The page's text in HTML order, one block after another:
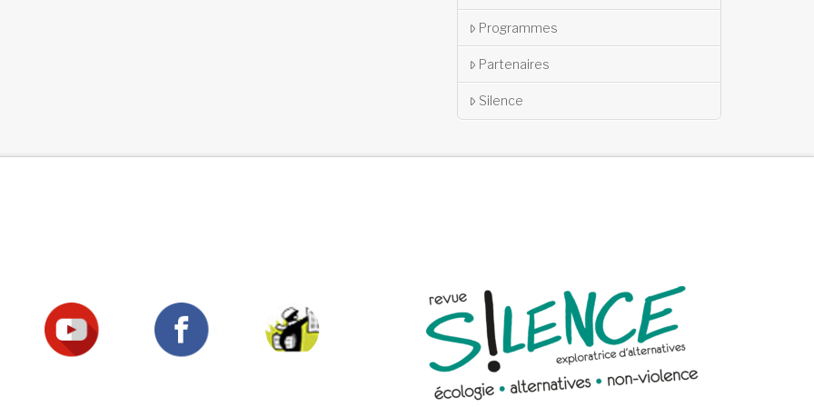
Programmes
Partenaires
Silence